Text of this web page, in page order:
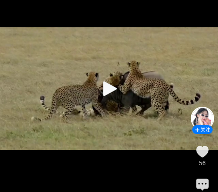
关注
56